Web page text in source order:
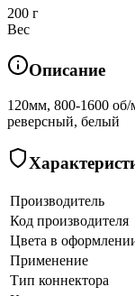
200 г
Вес
Описание
120мм, 800-1600
реверсный, белый
Производитель
Код производителя
Цвета в
Применение
Тип коннектора